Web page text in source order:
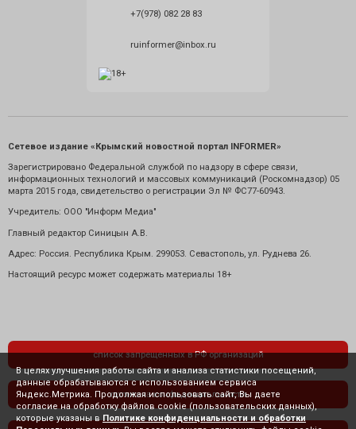
+7(978) 082 28 83
ruinformer@inbox.ru
Сетевое издание «Крымский новостной портал INFORMER»
Зарегистрировано Федеральной службой по надзору в сфере связи,
информационных технологий и массовых коммуникаций (Роскомнадзор) 05
марта 2015 года, свидетельство о регистрации Эл № ФС77-60943.
Учредитель: ООО "Информ Медиа"
Главный редактор Синицын А.В.
Адрес: Россия. Республика Крым. 299053. Севастополь, ул. Руднева 26.
Настоящий ресурс может содержать материалы 18+
список запрещенных в РФ организаций
политика конфиденциальности
В целях улучшения работы сайта и анализа статистики посещений,
данные обрабатываются с использованием сервиса
Яндекс.Метрика. Продолжая использовать сайт, Вы даете
согласие на обработку файлов cookie (пользовательских данных),
которые указаны в Политике конфиденциальности и обработки